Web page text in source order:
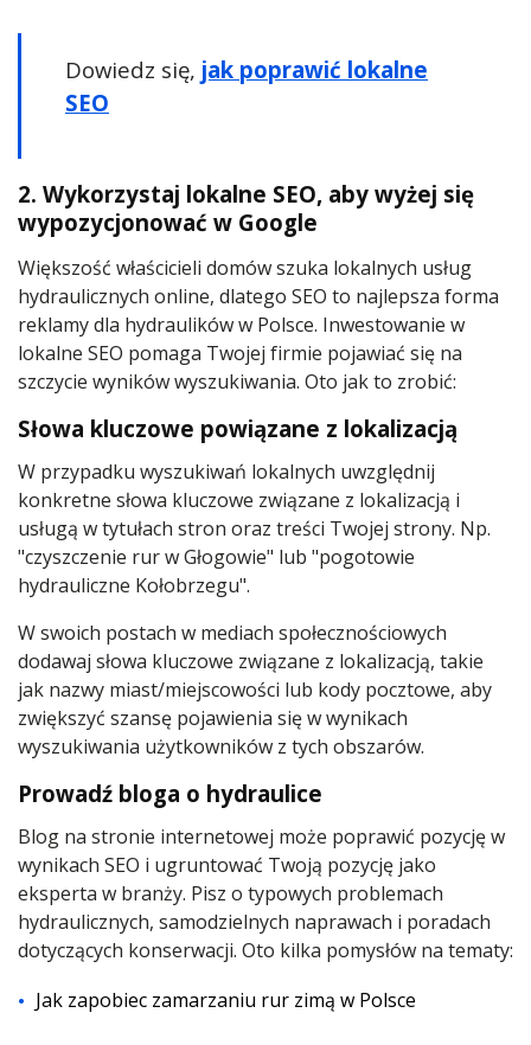
Dowiedz się, jak poprawić lokalne
SEO
2. Wykorzystaj lokalne SEO, aby wyżej się
wypozycjonować w Google
Większość właścicieli domów szuka lokalnych usług
hydraulicznych online, dlatego SEO to najlepsza forma
reklamy dla hydraulików w Polsce. Inwestowanie w
lokalne SEO pomaga Twojej firmie pojawiać się na
szczycie wyników wyszukiwania. Oto jak to zrobić:
Słowa kluczowe powiązane z lokalizacją
W przypadku wyszukiwań lokalnych uwzględnij
konkretne słowa kluczowe związane z lokalizacją i
usługą w tytułach stron oraz treści Twojej strony. Np.
"czyszczenie rur w Głogowie" lub "pogotowie
hydrauliczne Kołobrzegu".
W swoich postach w mediach społecznościowych
dodawaj słowa kluczowe związane z lokalizacją, takie
jak nazwy miast/miejscowości lub kody pocztowe, aby
zwiększyć szansę pojawienia się w wynikach
wyszukiwania użytkowników z tych obszarów.
Prowadź bloga o hydraulice
Blog na stronie internetowej może poprawić pozycję w
wynikach SEO i ugruntować Twoją pozycję jako
eksperta w branży. Pisz o typowych problemach
hydraulicznych, samodzielnych naprawach i poradach
dotyczących konserwacji. Oto kilka pomysłów na tematy:
Jak zapobiec zamarzaniu rur zimą w Polsce